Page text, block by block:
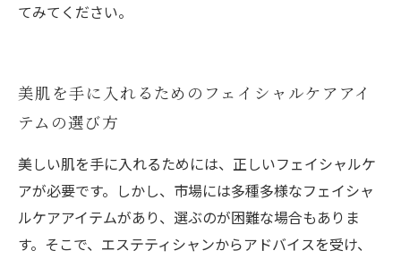
てみてください。
美肌を手に入れるためのフェイシャルケアアイ
テムの選び方
美しい肌を手に入れるためには、正しいフェイシャルケ
アが必要です。しかし、市場には多種多様なフェイシャ
ルケアアイテムがあり、選ぶのが困難な場合もありま
す。そこで、エステティシャンからアドバイスを受け、